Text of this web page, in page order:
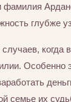
фамилия
глубже
Особенно
семье их